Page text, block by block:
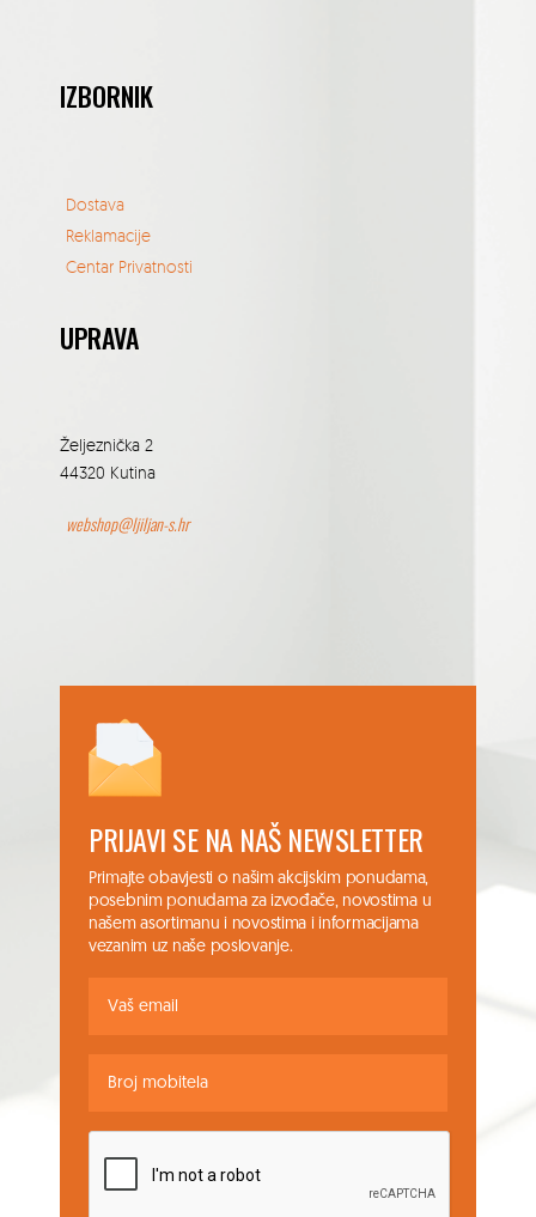
IZBORNIK
Dostava
Reklamacije
Centar Privatnosti
UPRAVA
Željeznička 2
44320 Kutina
webshop@ljiljan-s.hr
PRIJAVI SE NA NAŠ NEWSLETTER
Primajte obavjesti o našim akcijskim ponudama,
posebnim ponudama za izvođače, novostima u
našem asortimanu i novostima i informacijama
vezanim uz naše poslovanje.